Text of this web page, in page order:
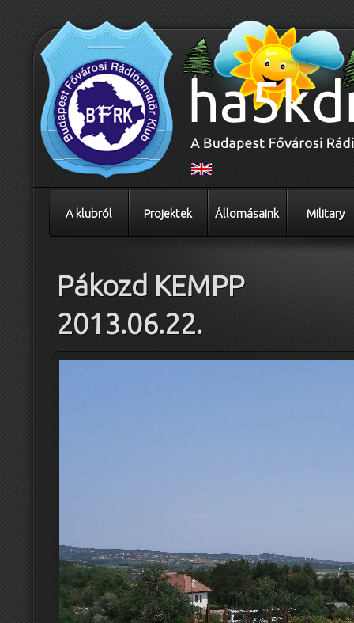
A klubról Projektek Állomásaink Military
Pákozd KEMPP
2013.06.22.